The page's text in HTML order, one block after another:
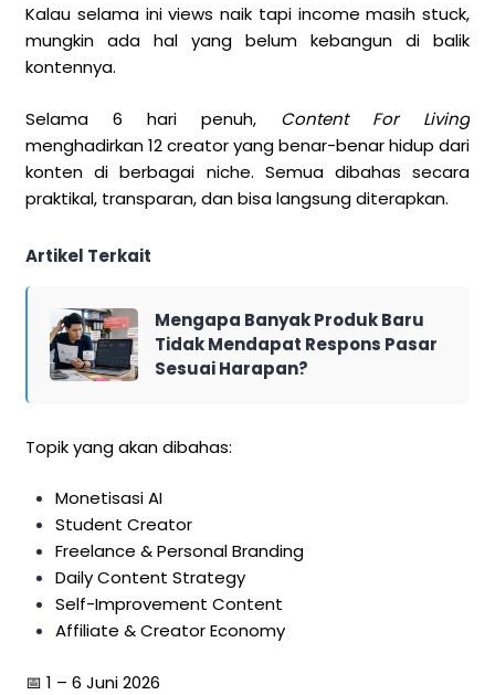
Kalau selama ini views naik tapi income masih stuck,
mungkin ada hal yang belum kebangun di balik
kontennya.
Selama 6 hari penuh, Content For Living
menghadirkan 12 creator yang benar-benar hidup dari
konten di berbagai niche. Semua dibahas secara
praktikal, transparan, dan bisa langsung diterapkan.
Artikel Terkait
Mengapa Banyak Produk Baru
Tidak Mendapat Respons Pasar
Sesuai Harapan?
Topik yang akan dibahas:
Monetisasi AI
Student Creator
Freelance & Personal Branding
Daily Content Strategy
Self-Improvement Content
Affiliate & Creator Economy
📅 1 – 6 Juni 2026